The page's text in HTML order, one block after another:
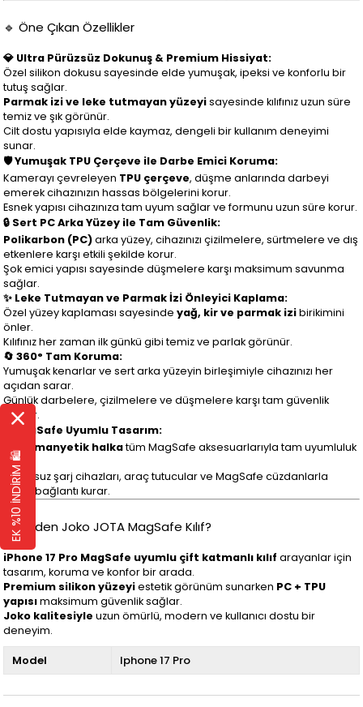
🔹 Öne Çıkan Özellikler
💎 Ultra Pürüzsüz Dokunuş & Premium Hissiyat:
Özel silikon dokusu sayesinde elde yumuşak, ipeksi ve konforlu bir
tutuş sağlar.
Parmak izi ve leke tutmayan yüzeyisayesinde kılıfınız uzun süre
temiz ve şık görünür.
Cilt dostu yapısıyla elde kaymaz, dengeli bir kullanım deneyimi
sunar.
🛡️ Yumuşak TPU Çerçeve ile Darbe Emici Koruma:
Kamerayı çevreleyen TPU çerçeve, düşme anlarında darbeyi
emerek cihazınızın hassas bölgelerini korur.
Esnek yapısı cihazınıza tam uyum sağlar ve formunu uzun süre korur.
🔒 Sert PC Arka Yüzey ile Tam Güvenlik:
Polikarbon (PC)arka yüzey, cihazınızı çizilmelere, sürtmelere ve dış
etkenlere karşı etkili şekilde korur.
Şok emici yapısı sayesinde düşmelere karşı maksimum savunma
sağlar.
✨ Leke Tutmayan ve Parmak İzi Önleyici Kaplama:
Özel yüzey kaplaması sayesindeyağ, kir ve parmak izibirikimini
önler.
Kılıfınız her zaman ilk günkü gibi temiz ve parlak görünür.
🔄 360° Tam Koruma:
Yumuşak kenarlar ve sert arka yüzeyin birleşimiyle cihazınızı her
açıdan sarar.
Günlük darbelere, çizilmelere ve düşmelere karşı tam güvenlik
sağlar.
⚡ MagSafe Uyumlu Tasarım:
Dahili manyetik halkatüm MagSafe aksesuarlarıyla tam uyumluluk
sunar.
Kablosuz şarj cihazları, araç tutucular ve MagSafe cüzdanlarla
güçlü bağlantı kurar.
🔹 Neden Joko JOTA MagSafe Kılıf?
iPhone 17 Pro MagSafe uyumlu çift katmanlı kılıf arayanlar için
tasarım, koruma ve konfor bir arada.
Premium silikon yüzeyiestetik görünüm sunarken PC + TPU
yapısımaksimum güvenlik sağlar.
Joko kalitesiyle uzun ömürlü, modern ve kullanıcı dostu bir
deneyim.
Model Iphone 17 Pro
EK %10 İNDİRİM 🛍️